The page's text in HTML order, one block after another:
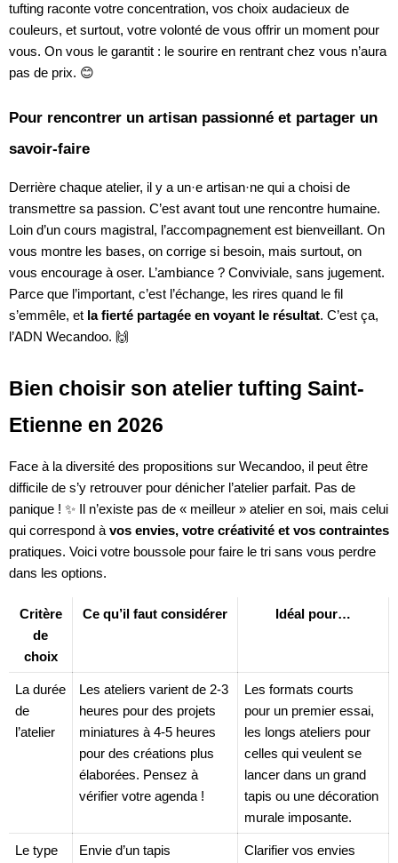
tufting raconte votre concentration, vos choix audacieux de
couleurs, et surtout, votre volonté de vous offrir un moment pour
vous. On vous le garantit : le sourire en rentrant chez vous n’aura
pas de prix. 😊
Pour rencontrer un artisan passionné et partager un
savoir-faire
Derrière chaque atelier, il y a un·e artisan·ne qui a choisi de
transmettre sa passion. C’est avant tout une rencontre humaine.
Loin d’un cours magistral, l’accompagnement est bienveillant. On
vous montre les bases, on corrige si besoin, mais surtout, on
vous encourage à oser. L’ambiance ? Conviviale, sans jugement.
Parce que l’important, c’est l’échange, les rires quand le fil
s’emmêle, et la fierté partagée en voyant le résultat. C’est ça,
l’ADN Wecandoo. 🙌
Bien choisir son atelier tufting Saint-
Etienne en 2026
Face à la diversité des propositions sur Wecandoo, il peut être
difficile de s’y retrouver pour dénicher l’atelier parfait. Pas de
panique ! ✨ Il n’existe pas de « meilleur » atelier en soi, mais celui
qui correspond à vos envies, votre créativité et vos contraintes
pratiques. Voici votre boussole pour faire le tri sans vous perdre
dans les options.
Critère
de
choix
Ce qu’il faut considérer Idéal pour…
La durée
de
l’atelier
Les ateliers varient de 2-3
heures pour des projets
miniatures à 4-5 heures
pour des créations plus
élaborées. Pensez à
vérifier votre agenda !
Les formats courts
pour un premier essai,
les longs ateliers pour
celles qui veulent se
lancer dans un grand
tapis ou une décoration
murale imposante.
Le type
Envie d’un tapis
Clarifier vos envies